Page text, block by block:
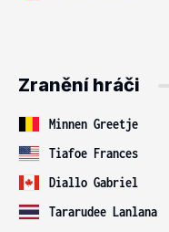
Zranění hráči
Minnen Greetje
Tiafoe Frances
Diallo Gabriel
Tararudee Lanlana